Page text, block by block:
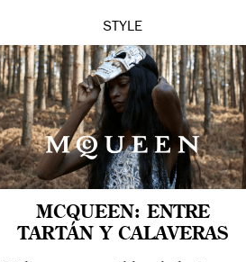
STYLE
MCQUEEN: ENTRE
TARTÁN Y CALAVERAS